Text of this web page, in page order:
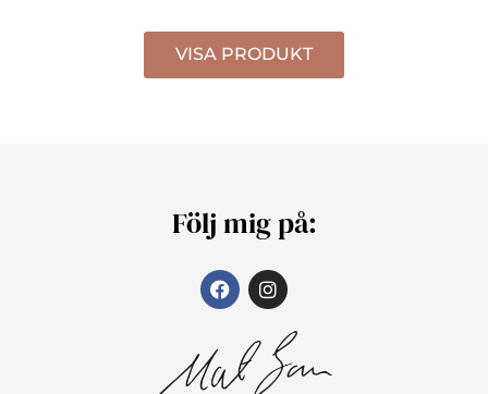
VISA PRODUKT
Följ mig på: